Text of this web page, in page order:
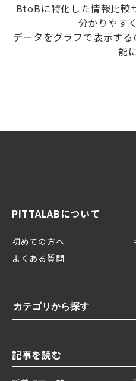
BtoBに特化した情報比較
分かりやす
データをグラフで表示す
能
PITTALABについて
初めての方へ
よくある質問
カテゴリから探す
記事を読む